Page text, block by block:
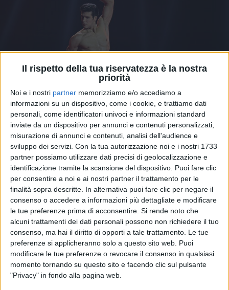
Il rispetto della tua riservatezza è la nostra
priorità
Noi e i nostri partner memorizziamo e/o accediamo a
informazioni su un dispositivo, come i cookie, e trattiamo dati
personali, come identificatori univoci e informazioni standard
inviate da un dispositivo per annunci e contenuti personalizzati,
misurazione di annunci e contenuti, analisi dell'audience e
sviluppo dei servizi. Con la tua autorizzazione noi e i nostri 1733
partner possiamo utilizzare dati precisi di geolocalizzazione e
identificazione tramite la scansione del dispositivo. Puoi fare clic
per consentire a noi e ai nostri partner il trattamento per le
finalità sopra descritte. In alternativa puoi fare clic per negare il
consenso o accedere a informazioni più dettagliate e modificare
le tue preferenze prima di acconsentire. Si rende noto che
alcuni trattamenti dei dati personali possono non richiedere il tuo
consenso, ma hai il diritto di opporti a tale trattamento. Le tue
preferenze si applicheranno solo a questo sito web. Puoi
modificare le tue preferenze o revocare il consenso in qualsiasi
momento tornando su questo sito e facendo clic sul pulsante
"Privacy" in fondo alla pagina web.
10 feb 2024
Roberto Bolle a Sanremo: la danza classica
entra nel tempio del pop
Era già stato ospite del Festival nel 2016: stavolta ha
ballato sulle note del “Bolero”
diAndrea Daz